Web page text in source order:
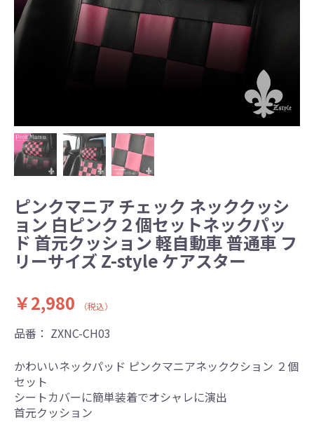
ピンクマニア チェック ネッククッシ
ョン 白ピンク２個セットネックパッ
ド 首元クッション 軽自動車 普通車 フ
リーサイズ Z-style ケアスター
￥2,980
（税込）
品番： ZXNC-CH03
かわいいネックパッド ピンクマニアネッククション ２個
セット
シートカバーに簡単装着でオシャレに演出
首元クッション